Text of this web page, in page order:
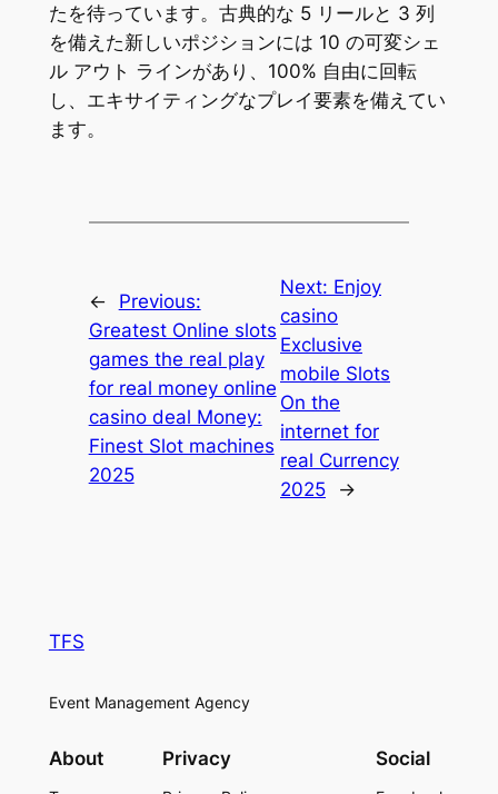
たを待っています。古典的な 5 リールと 3 列
を備えた新しいポジションには 10 の可変シェ
ル アウト ラインがあり、100% 自由に回転
し、エキサイティングなプレイ要素を備えてい
ます。
←
Previous:
Greatest Online slots
games the real play
for real money online
casino deal Money:
Finest Slot machines
2025
Next: Enjoy
casino
Exclusive
mobile Slots
On the
internet for
real Currency
2025
→
TFS
Event Management Agency
About Privacy Social